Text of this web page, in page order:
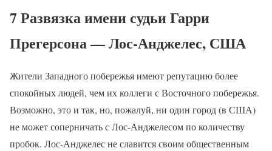
7 Развязка имени судьи Гарри
Прегерсона — Лос-Анджелес, США
Жители Западного побережья имеют репутацию более
спокойных людей, чем их коллеги с Восточного побережья.
Возможно, это и так, но, пожалуй, ни один город (в США)
не может соперничать с Лос-Анджелесом по количеству
пробок. Лос-Анджелес не славится своим общественным